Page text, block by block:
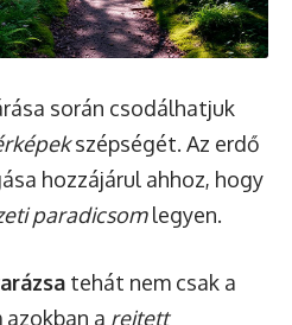
során csodálhatjuk
szépségét. Az erdő
hozzájárul ahhoz, hogy
paradicsomlegyen.
tehát nem csak a
a rejtett